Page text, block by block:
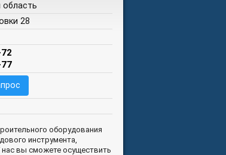
область
28
оборудования
инструмента,
нас вы сможете осуществить